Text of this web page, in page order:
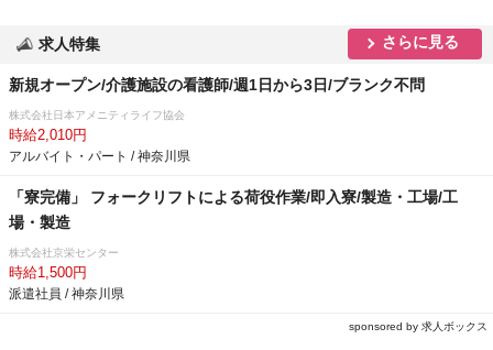
求人特集 さらに見る
新規オープン/介護施設の看護師/週1日から3日/ブランク不問
株式会社日本アメニティライフ協会
時給2,010円
アルバイト・パート / 神奈川県
「寮完備」 フォークリフトによる荷役作業/即入寮/製造・工場/工
場・製造
株式会社京栄センター
時給1,500円
派遣社員 / 神奈川県
sponsored by 求人ボックス